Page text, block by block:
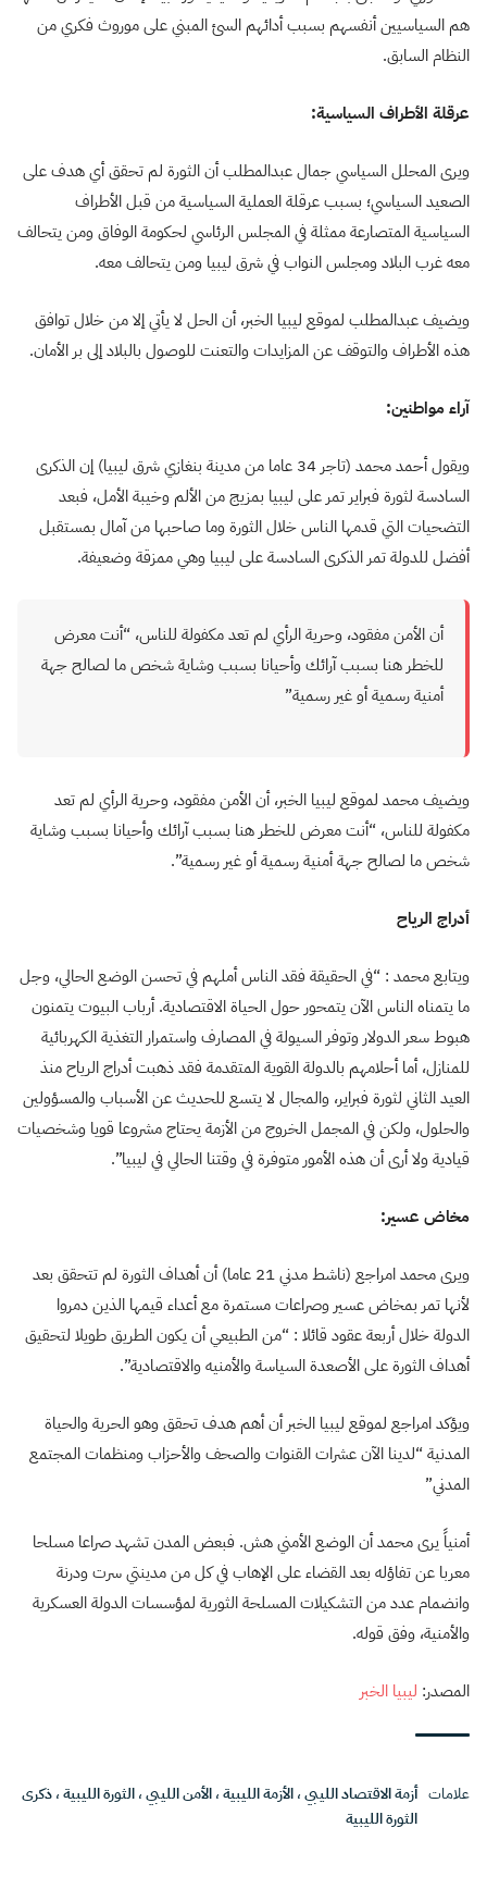
هم السياسيين أنفسهم بسبب أدائهم السئ المبني على موروث فكري من
النظام السابق.
عرقلة الأطراف السياسية:
ويرى المحلل السياسي جمال عبدالمطلب أن الثورة لم تحقق أي هدف على
الصعيد السياسي؛ بسبب عرقلة العملية السياسية من قبل الأطراف
السياسية المتصارعة ممثلة في المجلس الرئاسي لحكومة الوفاق ومن يتحالف
معه غرب البلاد ومجلس النواب في شرق ليبيا ومن يتحالف معه.
ويضيف عبدالمطلب لموقع ليبيا الخبر، أن الحل لا يأتي إلا من خلال توافق
هذه الأطراف والتوقف عن المزايدات والتعنت للوصول بالبلاد إلى بر الأمان.
آراء مواطنين:
ويقول أحمد محمد (تاجر 34 عاما من مدينة بنغازي شرق ليبيا) إن الذكرى
السادسة لثورة فبراير تمر على ليبيا بمزيج من الألم وخيبة الأمل، فبعد
التضحيات التي قدمها الناس خلال الثورة وما صاحبها من آمال بمستقبل
أفضل للدولة تمر الذكرى السادسة على ليبيا وهي ممزقة وضعيفة.
أن الأمن مفقود، وحرية الرأي لم تعد مكفولة للناس، “أنت معرض
للخطر هنا بسبب آرائك وأحيانا بسبب وشاية شخص ما لصالح جهة
أمنية رسمية أو غير رسمية”
ويضيف محمد لموقع ليبيا الخبر، أن الأمن مفقود، وحرية الرأي لم تعد
مكفولة للناس، “أنت معرض للخطر هنا بسبب آرائك وأحيانا بسبب وشاية
شخص ما لصالح جهة أمنية رسمية أو غير رسمية”.
أدراج الرياح
ويتابع محمد : “في الحقيقة فقد الناس أملهم في تحسن الوضع الحالي، وجل
ما يتمناه الناس الآن يتمحور حول الحياة الاقتصادية. أرباب البيوت يتمنون
هبوط سعر الدولار وتوفر السيولة في المصارف واستمرار التغذية الكهربائية
للمنازل، أما أحلامهم بالدولة القوية المتقدمة فقد ذهبت أدراج الرياح منذ
العيد الثاني لثورة فبراير، والمجال لا يتسع للحديث عن الأسباب والمسؤولين
والحلول، ولكن في المجمل الخروج من الأزمة يحتاج مشروعا قويا وشخصيات
قيادية ولا أرى أن هذه الأمور متوفرة في وقتنا الحالي في ليبيا”.
مخاض عسير:
ويرى محمد امراجع (ناشط مدني 21 عاما) أن أهداف الثورة لم تتحقق بعد
لأنها تمر بمخاض عسير وصراعات مستمرة مع أعداء قيمها الذين دمروا
الدولة خلال أربعة عقود قائلا : “من الطبيعي أن يكون الطريق طويلا لتحقيق
أهداف الثورة على الأصعدة السياسة والأمنيه والاقتصادية”.
ويؤكد امراجع لموقع ليبيا الخبر أن أهم هدف تحقق وهو الحرية والحياة
المدنية “لدينا الآن عشرات القنوات والصحف والأحزاب ومنظمات المجتمع
المدني”
أمنياً يرى محمد أن الوضع الأمني هش. فبعض المدن تشهد صراعا مسلحا
معربا عن تفاؤله بعد القضاء على الإهاب في كل من مدينتي سرت ودرنة
وانضمام عدد من التشكيلات المسلحة الثورية لمؤسسات الدولة العسكرية
والأمنية، وفق قوله.
المصدر: ليبيا الخبر
علامات أزمة الاقتصاد الليبي،الأزمة الليبية،الأمن الليبي،الثورة الليبية،ذكرى
الثورة الليبية